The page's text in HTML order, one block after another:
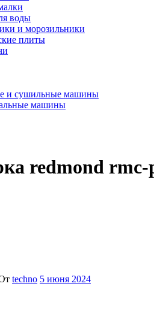
воды
и морозильники
плиты
и сушильные машины
машины
redmond rmc-
techno 5 июня 2024